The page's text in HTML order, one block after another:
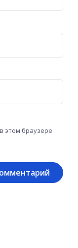
этом браузере